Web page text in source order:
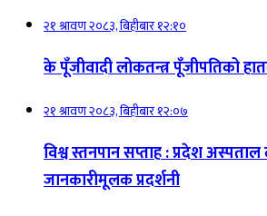
२१ श्रावण २०८३, बिहीबार १२:१०
के पूँजीवादी लोकतन्त्र पूँजीपतिको
२१ श्रावण २०८३, बिहीबार १२:०७
विश्व स्तनपान सप्ताह : प्रदेश अस्पताल
जानकारीमूलक प्रदर्शनी